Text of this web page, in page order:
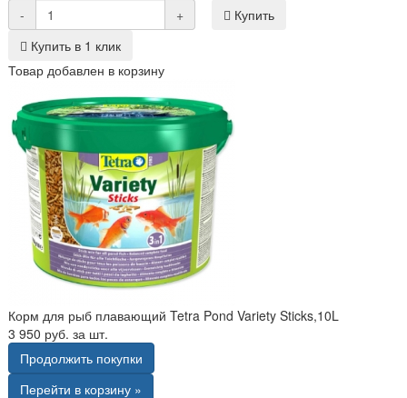
-
+
Купить
Купить в 1 клик
Товар добавлен в корзину
Корм для рыб плавающий Tetra Pond Variety Sticks,10L
3 950 руб. за шт.
Продолжить покупки
Перейти в корзину »